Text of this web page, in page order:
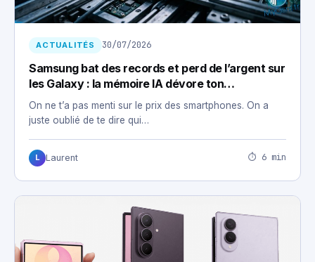
ACTUALITÉS 30/07/2026
Samsung bat des records et perd de l’argent sur
les Galaxy : la mémoire IA dévore ton
smartphone
On ne t’a pas menti sur le prix des smartphones. On a
juste oublié de te dire qui…
L Laurent ⏱ 6 min